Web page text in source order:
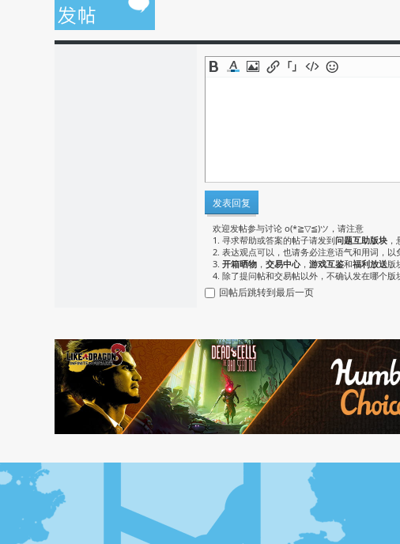
发表回复
欢迎发帖参与讨论 o(*≧▽≦)ツ，请注意
1. 寻求帮助或答案的帖子请发到问题互助版块
2. 表达观点可以，也请务必注意语气和用词，以
3. 开箱晒物 ， 交易中心， 游戏互鉴和福利放送版
4. 除了提问帖和交易帖以外，不确认发在哪个版
回帖后跳转到最后一页